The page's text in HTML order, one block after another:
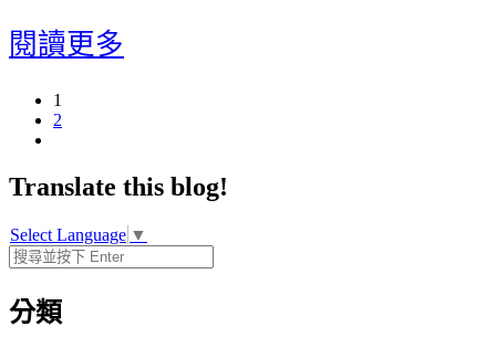
閱讀更多
1
2
Translate this blog!
Select Language ▼
分類